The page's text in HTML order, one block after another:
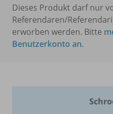
Dieses Produkt darf nur
Referendaren/
erworben werden. Bitte
Benutzerkonto an.